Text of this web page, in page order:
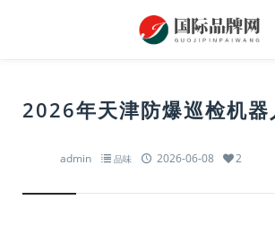
2026年天津防爆巡检机器
admin 品味 2026-06-08 2